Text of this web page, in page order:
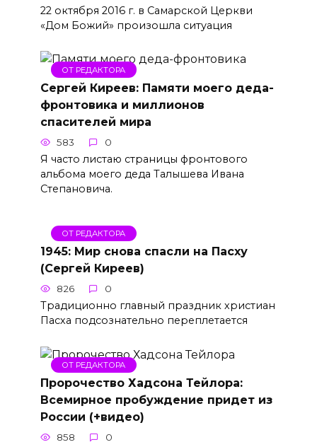
22 октября 2016 г. в Самарской Церкви
«Дом Божий» произошла ситуация
ОТ РЕДАКТОРА
Сергей Киреев: Памяти моего деда-
фронтовика и миллионов
спасителей мира
583 0
Я часто листаю страницы фронтового
альбома моего деда Талышева Ивана
Степановича.
ОТ РЕДАКТОРА
1945: Мир снова спасли на Пасху
(Сергей Киреев)
826 0
Традиционно главный праздник христиан
Пасха подсознательно переплетается
ОТ РЕДАКТОРА
Пророчество Хадсона Тейлора:
Всемирное пробуждение придет из
России (+видео)
858 0